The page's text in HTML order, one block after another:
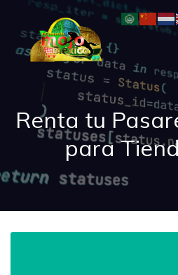
Renta tu
para